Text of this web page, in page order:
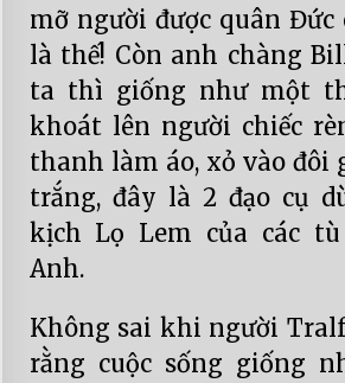
mỡ người được quân Đức
là thế! Còn anh chàng
ta thì giống như một
khoát lên người chiếc
thanh làm áo, xỏ vào đôi
trắng, đây là 2 đạo cụ
kịch Lọ Lem của các
Anh.
Không sai khi người
rằng cuộc sống giống